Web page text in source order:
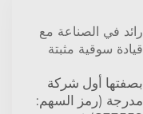
رائد في الصناعة مع
قيادة سوقية مثبتة
بصفتها أول شركة
مدرجة (رمز السهم: